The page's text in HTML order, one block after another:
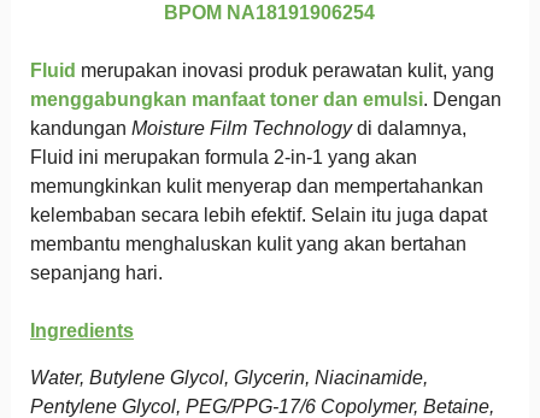
BPOM NA18191906254
Fluid merupakan inovasi produk perawatan kulit, yang
menggabungkan manfaat toner dan emulsi. Dengan
kandungan Moisture Film Technologydi dalamnya,
Fluid ini merupakan formula 2-in-1 yang akan
memungkinkan kulit menyerap dan mempertahankan
kelembaban secara lebih efektif. Selain itu juga dapat
membantu menghaluskan kulit yang akan bertahan
sepanjang hari.
Ingredients
Water, Butylene Glycol, Glycerin, Niacinamide,
Pentylene Glycol, PEG/PPG-17/6 Copolymer, Betaine,